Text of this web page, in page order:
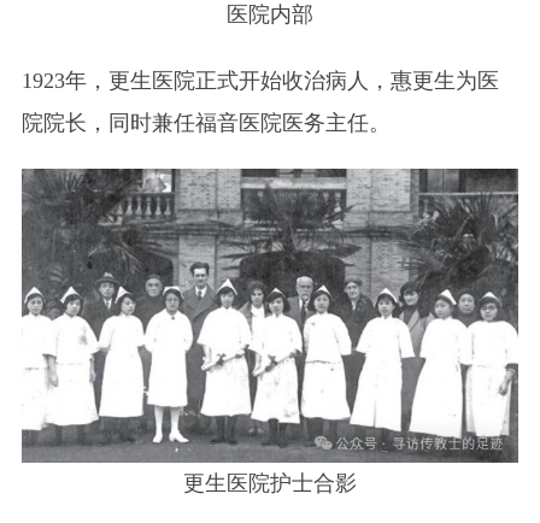
医院内部
1923年，更生医院正式开始收治病人，惠更生为医
院院长，同时兼任福音医院医务主任。
更生医院护士合影